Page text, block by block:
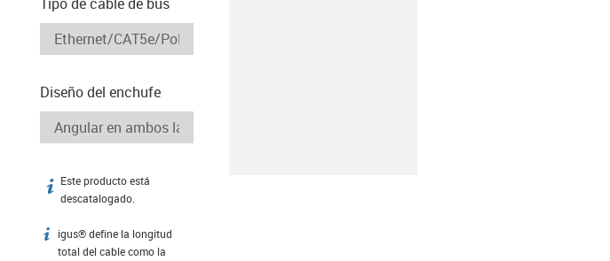
Diseño del enchufe
igus-icon-info
Este producto está
descatalogado.
igus-icon-info
igus® define la longitud
total del cable como la